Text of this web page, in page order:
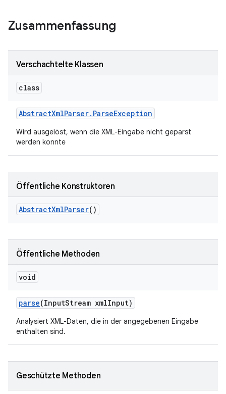
Zusammenfassung
Verschachtelte Klassen
class
AbstractXmlParser. ParseException
Wird ausgelöst, wenn die XML-Eingabe nicht geparst
werden konnte
Öffentliche Konstruktoren
AbstractXmlParser()
Öffentliche Methoden
void
parse(InputStream xmlInput)
Analysiert XML-Daten, die in der angegebenen Eingabe
enthalten sind.
Geschützte Methoden